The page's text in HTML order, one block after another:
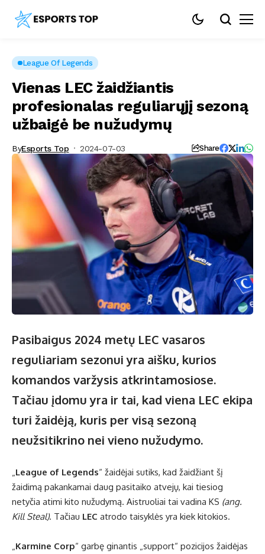
League Of Legends
Vienas LEC žaidžiantis
profesionalas reguliarųjį sezoną
užbaigė be nužudymų
ByEsports Top 2024-07-03 Share
Pasibaigus 2024 metų LEC vasaros
reguliariam sezonui yra aišku, kurios
komandos varžysis atkrintamosiose.
Tačiau įdomu yra ir tai, kad viena LEC ekipa
turi žaidėją, kuris per visą sezoną
neužsitikrino nei vieno nužudymo.
League of Legends“ žaidėjai sutiks, kad žaidžiant šį
žaidimą pakankamai daug pasitaiko atvejų, kai tiesiog
netyčia atimi kito nužudymą. Aistruoliai tai vadina KS (ang.
Kill Steal). Tačiau LEC atrodo taisyklės yra kiek kitokios.
Karmine Corp“ garbę ginantis „support“ pozicijos žaidėjas